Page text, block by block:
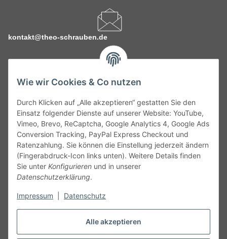
Alle akzeptieren
Wie wir Cookies & Co nutzen
Durch Klicken auf „Alle akzeptieren“ gestatten Sie den
Einsatz folgender Dienste auf unserer Website: YouTube,
Vimeo, Brevo, ReCaptcha, Google Analytics 4, Google Ads
Conversion Tracking, PayPal Express Checkout und
Ratenzahlung. Sie können die Einstellung jederzeit ändern
(Fingerabdruck-Icon links unten). Weitere Details finden
Sie unter Konfigurieren und in unserer
Datenschutzerklärung.
Impressum Datenschutz
kontakt@theo-schrauben.de
Service
Gesetzliche Informationen
Alle technischen Angaben ohne Gewähr. Irrtümer und fehlerhafte
Angaben vorbehalten. Wenn Sie Datenblätter oder spezielle
unseren Kundenservice. Abbildungen der Artikel können
Vertrag widerrufen